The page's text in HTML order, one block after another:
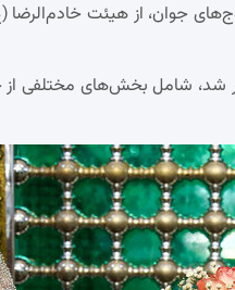
جوان، از هیئت خادم‌الرضا
شد، شامل بخش‌های مختلفی از